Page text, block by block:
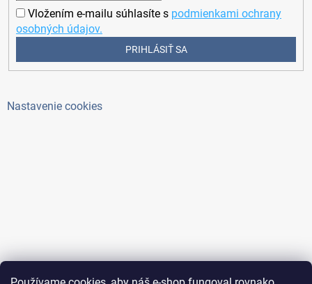
Vložením e-mailu súhlasíte s podmienkami ochrany
osobných údajov.
PRIHLÁSIŤ SA
Nastavenie cookies